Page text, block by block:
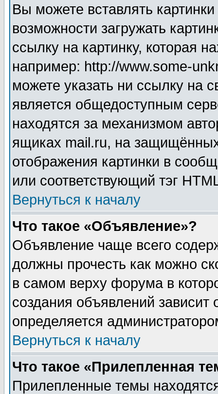
Вы можете вставлять
возможности загружать
ссылку на картинку, которая
например: http://www.some-
можете указать ни ссылку на
является общедоступным
находятся за механизмом
ящиках mail.ru, на
отображения картинки в
или соответствующий тэг
Вернуться к началу
Что такое «Объявление»?
Объявление чаще всего
должны прочесть как можно
в самом верху форума в
создания объявлений зависит
определяется
Вернуться к началу
Что такое «Прилепленная
Прилепленные темы